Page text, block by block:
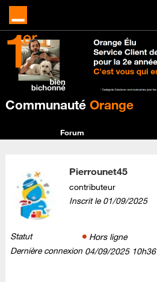
Communauté Orange
Forum
Pierrounet45
contributeur
Inscrit le‎01/09/2025
Statut
Hors ligne
Dernière connexion ‎04/09/2025 10h36